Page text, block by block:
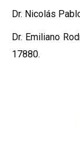
Dr. Nicolás
Dr. Emiliano
17880.